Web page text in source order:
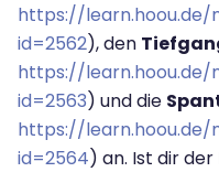
https://
id=2562), den
https://
id=2563) und die
https://
id=2564) an. Ist dir der